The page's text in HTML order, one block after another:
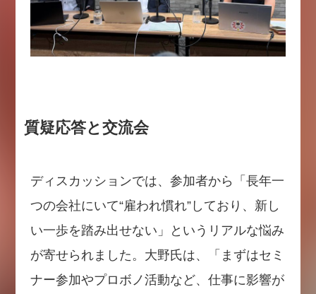
質疑応答と交流会
ディスカッションでは、参加者から「長年一
つの会社にいて“雇われ慣れ”しており、新し
い一歩を踏み出せない」というリアルな悩み
が寄せられました。大野氏は、「まずはセミ
ナー参加やプロボノ活動など、仕事に影響が